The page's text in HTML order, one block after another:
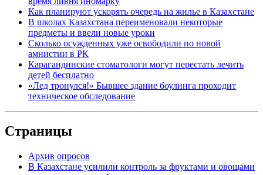
Как планируют ускорять очередь на жилье в Казахстане
В школах Казахстана переименовали некоторые
предметы и ввели новые уроки
Сколько осужденных уже освободили по новой
амнистии в РК
Карагандинские стоматологи могут перестать лечить
детей бесплатно
«Лед тронулся!» Бывшее здание боулинга проходит
техническое обследование
Страницы
Архив опросов
В Казахстане усилили контроль за фруктами и овощами